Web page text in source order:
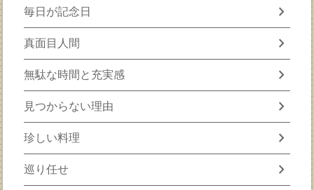
毎日が記念日 chevron_right
真面目人間 chevron_right
無駄な時間と充実感 chevron_right
見つからない理由 chevron_right
珍しい料理 chevron_right
巡り任せ chevron_right